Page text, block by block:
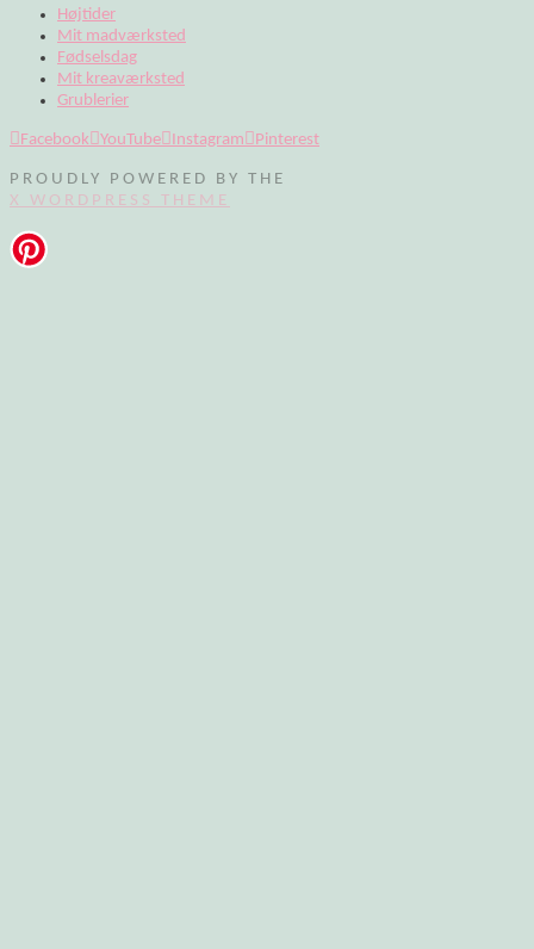
Højtider
Mit madværksted
Fødselsdag
Mit kreaværksted
Grublerier
Facebook YouTube Instagram Pinterest
PROUDLY POWERED BY THE
X WORDPRESS THEME